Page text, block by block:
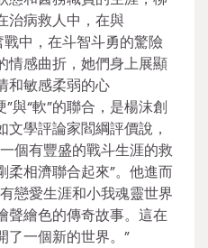
治病救人中，在與
中，在斗智斗勇的驚險
情感曲折，她們身上展顯
和敏感柔弱的心
”與“軟”的聯合，是楊沫創
學評論家閻綱評價說，
個有豐盛的戰斗生涯的救
相濟聯合起來”。他進而
戀愛生涯和小我魂靈世界
聲繪色的傳奇故事。這在
了一個新的世界。”